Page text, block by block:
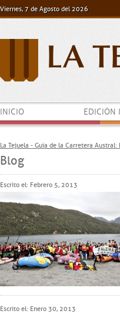
Viernes, 7 de Agosto del 2026
INICIO EDICIÓN
La Tejuela - Guía de la Carretera
Blog
Escrito el: Febrero 5, 2013
Escrito el: Enero 30, 2013